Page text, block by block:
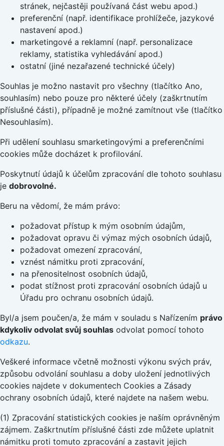
stránek, nejčastěji používaná část webu apod.)
preferenční (např. identifikace prohlížeče, jazykové
nastavení apod.)
marketingové a reklamní (např. personalizace
reklamy, statistika vyhledávání apod.)
ostatní (jiné nezařazené technické účely)
Souhlas je možno nastavit pro všechny (tlačítko Ano,
souhlasím) nebo pouze pro některé účely (zaškrtnutím
příslušné části), případně je možné zamítnout vše (tlačítko
Nesouhlasím).
Při udělení souhlasu smarketingovými a preferenčními
cookies může docházet k profilování.
Poskytnutí údajů k účelům zpracování dle tohoto souhlasu
je dobrovolné.
Beru na vědomí, že mám právo:
požadovat přístup k mým osobním údajům,
požadovat opravu či výmaz mých osobních údajů,
požadovat omezení zpracování,
vznést námitku proti zpracování,
na přenositelnost osobních údajů,
podat stížnost proti zpracování osobních údajů u
Úřadu pro ochranu osobních údajů.
Byl/a jsem poučen/a, že mám v souladu s Nařízením právo
kdykoliv odvolat svůj souhlas odvolat pomocí tohoto
odkazu.
Veškeré informace včetně možnosti výkonu svých práv,
způsobu odvolání souhlasu a doby uložení jednotlivých
cookies najdete v dokumentech Cookies a Zásady
ochrany osobních údajů, které najdete na našem webu.
(1) Zpracování statistických cookies je naším oprávněným
zájmem. Zaškrtnutím příslušné části zde můžete uplatnit
námitku proti tomuto zpracování a zastavit jejich